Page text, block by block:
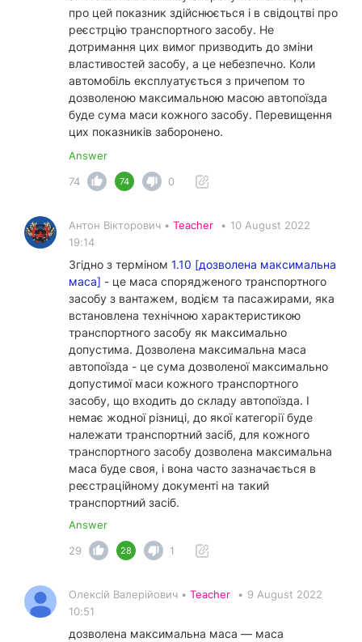
про цей показник здійснюється і в свідоцтві про
реєстрцію транспортного засобу. Не
дотримання цих вимог призводить до зміни
властивостей засобу, а це небезпечно. Коли
автомобіль експлуатується з причепом то
дозволеною максимальною масою автопоїзда
буде сума маси кожного засобу. Перевищення
цих показників заборонено.
Answer
74
74 0
Антон Вікторович • Teacher • 10 August 2022
19:14
Згідно з терміном 1.10 [дозволена максимальна
маса] - це маса спорядженого транспортного
засобу з вантажем, водієм та пасажирами, яка
встановлена ​​технічною характеристикою
транспортного засобу як максимально
допустима. Дозволена максимальна маса
автопоїзда - це сума дозволеної максимально
допустимої маси кожного транспортного
засобу, що входить до складу автопоїзда. І
немає жодної різниці, до якої категорії буде
належати транспортний засіб, для кожного
транспортного засобу дозволена максимальна
маса буде своя, і вона часто зазначається в
реєстраційному документі на такий
транспортний засіб.
Answer
29
28 1
Олексій Валерійович • Teacher • 9 August 2022
10:51
дозволена максимальна маса — маса